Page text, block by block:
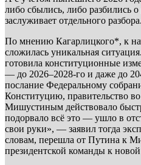
либо сбылись, либо разбились
заслуживает отдельного разбора.
По мнению Кагарлицкого*, к
сложилась уникальная
готовила конституционные
— до 2026–2028-го и даже до
послание Федеральному
Конституцию, правительство
Мишустиным действовало
подорвало всё это — ушло в
свои руки», — заявил тогда
словам, перешла от Путина к
президентской команды к